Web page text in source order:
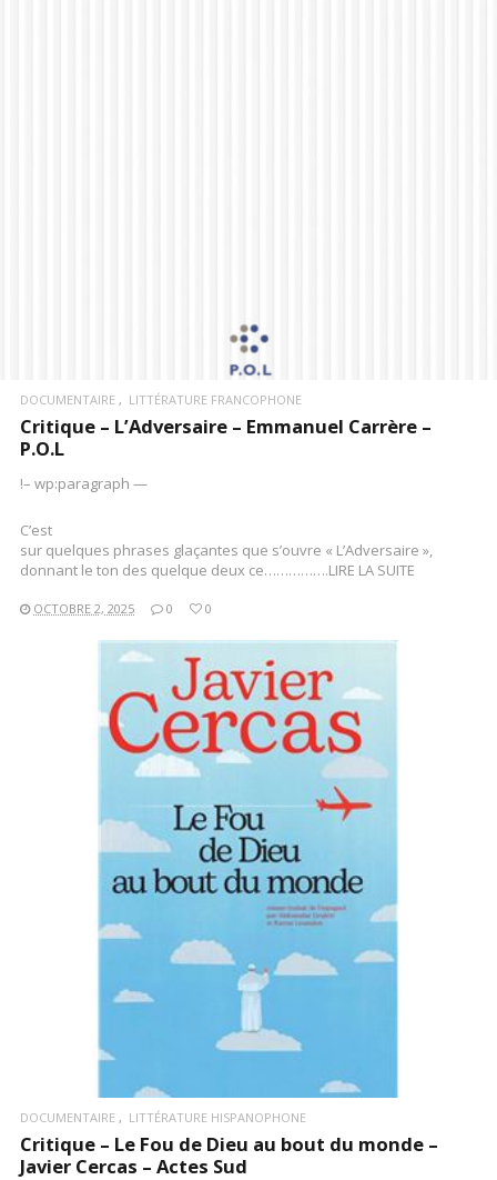
DOCUMENTAIRE LITTÉRATURE FRANCOPHONE
Critique – L’Adversaire – Emmanuel Carrère –
P.O.L
!– wp:paragraph —
C’est
sur quelques phrases glaçantes que s’ouvre « L’Adversaire »,
donnant le ton des quelque deux ce…………….LIRE LA SUITE
OCTOBRE 2, 2025 0 0
LIRE LA SUITE
DOCUMENTAIRE LITTÉRATURE HISPANOPHONE
Critique – Le Fou de Dieu au bout du monde –
Javier Cercas – Actes Sud